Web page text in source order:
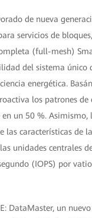
de nueva
servicios de
(full-mesh)
del sistema único
energética.
los patrones
un 50 %.
características de
unidades centrales
(IOPS) por
DataMaster, un